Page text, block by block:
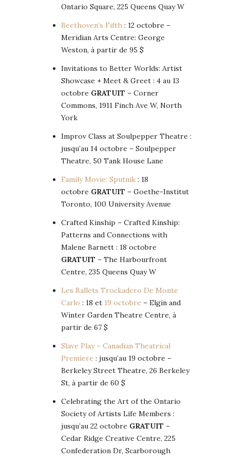
Ontario Square, 225 Queens Quay W
Beethoven’s Fifth : 12 octobre –
Meridian Arts Centre: George
Weston, à partir de 95 $
Invitations to Better Worlds: Artist
Showcase + Meet & Greet : 4 au 13
octobre GRATUIT – Corner
Commons, 1911 Finch Ave W, North
York
Improv Class at Soulpepper Theatre :
jusqu’au 14 octobre – Soulpepper
Theatre, 50 Tank House Lane
Family Movie: Sputnik : 18
octobre GRATUIT – Goethe-Institut
Toronto, 100 University Avenue
Crafted Kinship – Crafted Kinship:
Patterns and Connections with
Malene Barnett : 18 octobre
GRATUIT – The Harbourfront
Centre, 235 Queens Quay W
Les Ballets Trockadero De Monte
Carlo : 18 et 19 octobre – Elgin and
Winter Garden Theatre Centre, à
partir de 67 $
Slave Play – Canadian Theatrical
Premiere : jusqu’au 19 octobre –
Berkeley Street Theatre, 26 Berkeley
St, à partir de 60 $
Celebrating the Art of the Ontario
Society of Artists Life Members :
jusqu’au 22 octobre GRATUIT –
Cedar Ridge Creative Centre, 225
Confederation Dr, Scarborough